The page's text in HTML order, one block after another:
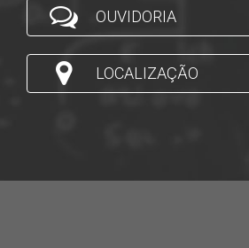
OUVIDORIA
LOCALIZAÇÃO